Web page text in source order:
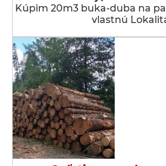
Kúpim 20m3 buka-duba na
vlastnú